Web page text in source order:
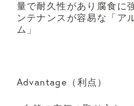
量で耐久性があり腐食に
ンテナンスが容易な「ア
ム」
Advantage（利点）